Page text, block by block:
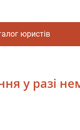
юристів
у разі